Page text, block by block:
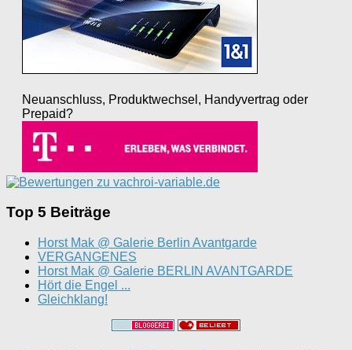
Neuanschluss, Produktwechsel, Handyvertrag oder
Prepaid?
Top 5 Beiträge
Horst Mak @ Galerie Berlin Avantgarde
VERGANGENES
Horst Mak @ Galerie BERLIN AVANTGARDE
Hört die Engel ...
Gleichklang!